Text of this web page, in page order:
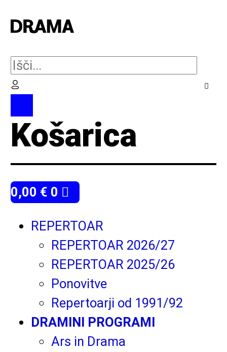
0,00 € 0
REPERTOAR
REPERTOAR 2026/27
REPERTOAR 2025/26
Ponovitve
Repertoarji od 1991/92
DRAMINI PROGRAMI
Ars in Drama